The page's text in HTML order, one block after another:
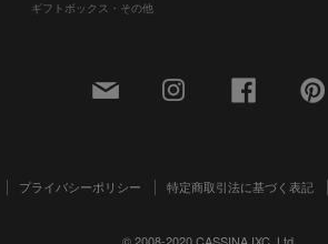
ギフトボックス・その他
プライバシーポリシー 特定商取引法に基づく表記